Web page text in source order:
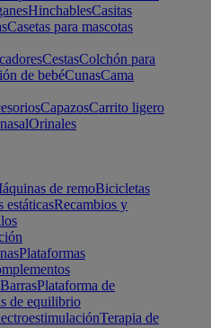
HinchablesCasitas
Casetas para mascotas
CestasColchón para
de bebéCunasCama
CapazosCarrito ligero
Orinales
de remoBicicletas
estáticasRecambios y
Plataformas
BarrasPlataforma de
de equilibrio
Terapia de